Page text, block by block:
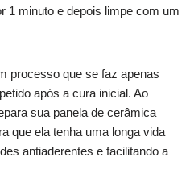
1 minuto e depois limpe com um
processo que se faz apenas
após a cura inicial. Ao
sua panela de cerâmica
que ela tenha uma longa vida
antiaderentes e facilitando a